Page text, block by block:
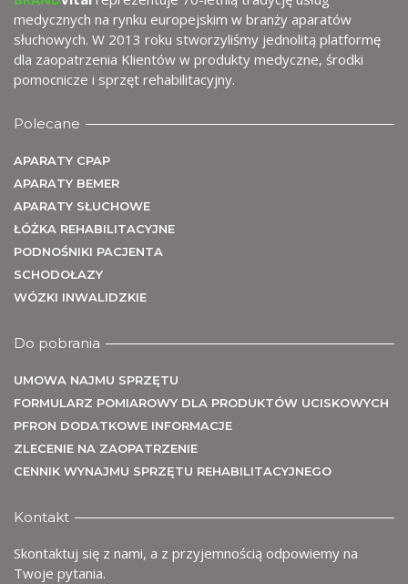
medycznych na rynku europejskim w branży aparatów
słuchowych. W 2013 roku stworzyliśmy jednolitą platformę
dla zaopatrzenia Klientów w produkty medyczne, środki
pomocnicze i sprzęt rehabilitacyjny.
Polecane
APARATY CPAP
APARATY BEMER
APARATY SŁUCHOWE
ŁÓŻKA REHABILITACYJNE
PODNOŚNIKI PACJENTA
SCHODOŁAZY
WÓZKI INWALIDZKIE
Do pobrania
UMOWA NAJMU SPRZĘTU
FORMULARZ POMIAROWY DLA PRODUKTÓW UCISKOWYCH
PFRON DODATKOWE INFORMACJE
ZLECENIE NA ZAOPATRZENIE
CENNIK WYNAJMU SPRZĘTU REHABILITACYJNEGO
Kontakt
Skontaktuj się z nami, a z przyjemnością odpowiemy na
Twoje pytania.